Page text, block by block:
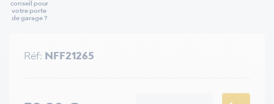
conseil pour
votre porte
de garage ?
Réf: NFF21265